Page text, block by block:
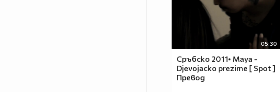
05:30
Сръбско 2011• Maya -
Djevojacko prezime [ Spot ]
Превод